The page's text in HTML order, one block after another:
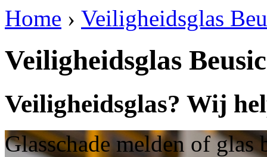
Home › Veiligheidsglas
Veiligheidsglas
Veiligheidsglas? Wij
Glasschade melden of glas